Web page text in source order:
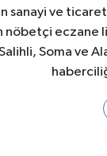
sanayi ve
nöbetçi
Soma ve